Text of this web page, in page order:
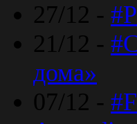
27/12 -
21/12 -
дома»
07/12 -